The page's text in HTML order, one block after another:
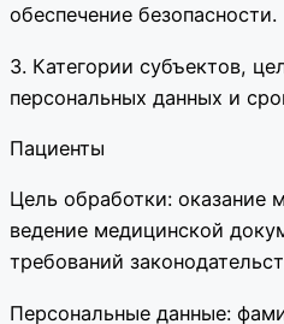
обеспечение безопасности.
3. Категории субъектов,
персональных данных и
Пациенты
Цель обработки: оказание
ведение медицинской
требований
Персональные данные: